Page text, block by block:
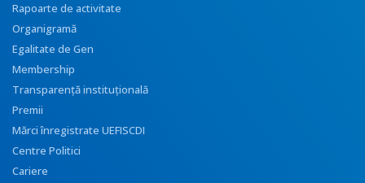
Rapoarte de activitate
Organigramă
Egalitate de Gen
Membership
Transparenţă instituţională
Premii
Mărci înregistrate UEFISCDI
Centre Politici
Cariere